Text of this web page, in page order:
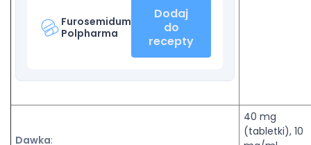
Furosemidum
Polpharma
Dodaj
do
recepty
Dawka:
40 mg
(tabletki), 10